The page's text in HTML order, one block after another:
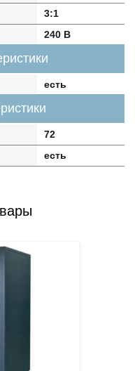
3:1
240 В
есть
72
есть